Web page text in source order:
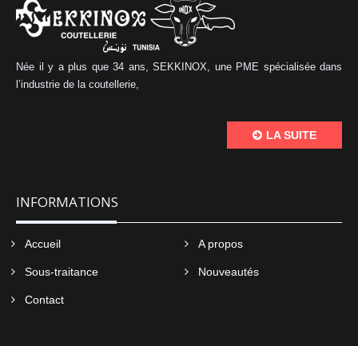
Née il y a plus que 34 ans, SEKKINOX, une PME spécialisée dans
l’industrie de la coutellerie,
LA SUITE
INFORMATIONS
Accueil A propos
Sous-traitance Nouveautés
Contact